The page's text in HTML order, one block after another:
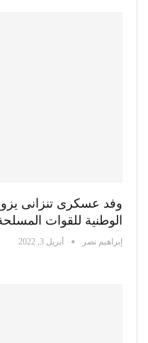
وفد عسكرى تنزانى
الوطنية للقوات
إبراهيم نصر أبريل 3, 2022